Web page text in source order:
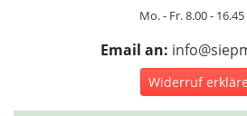
Mo. - Fr. 8.00 -
Email an:
Widerruf